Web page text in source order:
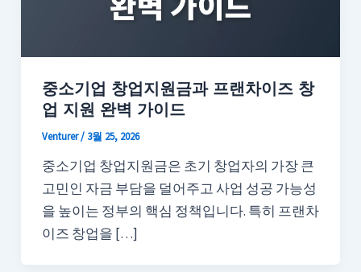
중소기업 창업지원금과 프랜차이즈 창
업 지원 완벽 가이드
Venturer/ 3월 25, 2026
중소기업 창업지원금은 초기 창업자의 가장 큰
고민인 자금 부담을 덜어주고 사업 성공 가능성
을 높이는 정부의 핵심 정책입니다. 특히 프랜차
이즈 창업을 […]